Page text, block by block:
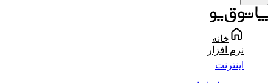
خانه
نرم افزار
اینترنت